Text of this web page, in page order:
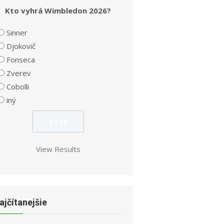
Kto vyhrá Wimbledon 2026?
Sinner
Djokovič
Fonseca
Zverev
Cobolli
iný
View Results